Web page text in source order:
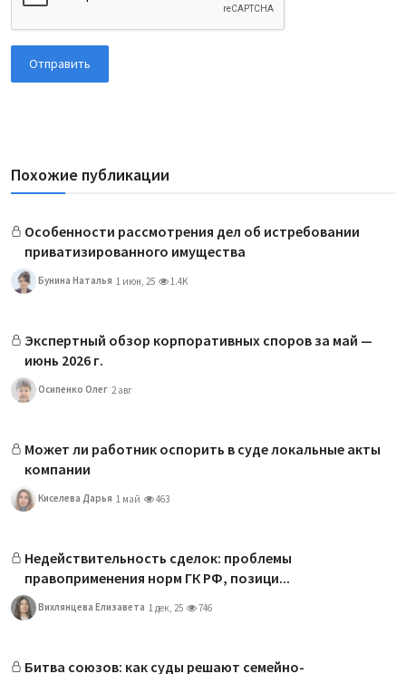
Отправить
Похожие публикации
Особенности рассмотрения дел об истребовании
приватизированного имущества
Бунина Наталья 1 июн, 25 1.4K
Экспертный обзор корпоративных споров за май —
июнь 2026 г.
Осипенко Олег 2 авг
Может ли работник оспорить в суде локальные акты
компании
Киселева Дарья 1 май 463
Недействительность сделок: проблемы
правоприменения норм ГК РФ, позици...
Вихлянцева Елизавета 1 дек, 25 746
Битва союзов: как суды решают семейно-